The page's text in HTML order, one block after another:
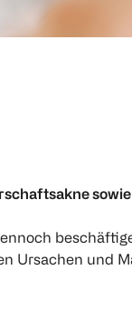
sowie
Ursachen und